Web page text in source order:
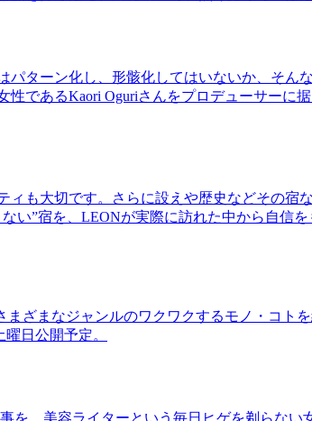
ターン化し、形骸化してはいないか、そん
であるKaori Oguriさんをプロデューサーに
も大切です。さらに設えや歴史などその宿
い”宿を、LEONが実際に訪れた中から自信を
ざまなジャンルのワクワクするモノ・コト
日公開予定。
を、美容ライターという毎日ヒゲを剃らない